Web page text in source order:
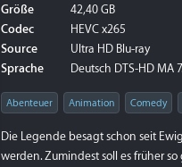
Größe
42,40 GB
Codec
HEVC x265
Source
Ultra HD Blu-ray
Sprache
Deutsch DTS-HD MA
Abenteuer Animation Comedy
Die Legende besagt schon seit
werden. Zumindest soll es früher